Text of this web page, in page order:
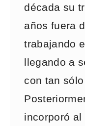
década su
años fuera
trabajando
llegando a
con tan
incorporó al